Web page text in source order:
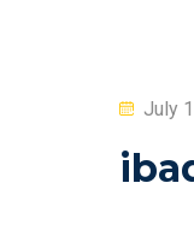
July